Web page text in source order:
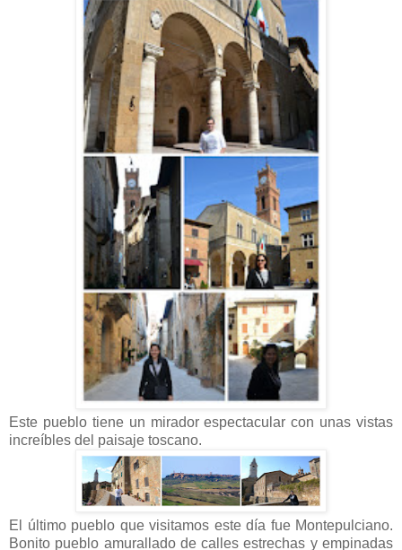
Este pueblo tiene un mirador espectacular con unas vistas
increíbles del paisaje toscano.
El último pueblo que visitamos este día fue Montepulciano.
Bonito pueblo amurallado de calles estrechas y empinadas